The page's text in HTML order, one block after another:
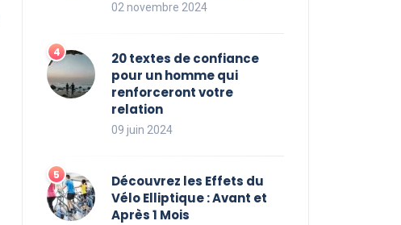
02 novembre 2024
20 textes de confiance
pour un homme qui
renforceront votre
relation
09 juin 2024
Découvrez les Effets du
Vélo Elliptique : Avant et
Après 1 Mois